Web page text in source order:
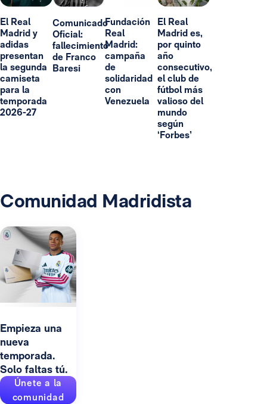
El Real
Madrid y
adidas
presentan
la segunda
camiseta
para la
temporada
2026-27
Comunicado
Oficial:
fallecimiento
de Franco
Baresi
Fundación
Real
Madrid:
campaña
de
solidaridad
con
Venezuela
El Real
Madrid es,
por quinto
año
consecutivo,
el club de
fútbol más
valioso del
mundo
según
‘Forbes’
Comunidad Madridista
Empieza una
nueva
temporada.
Solo faltas tú.
Únete a la
comunidad